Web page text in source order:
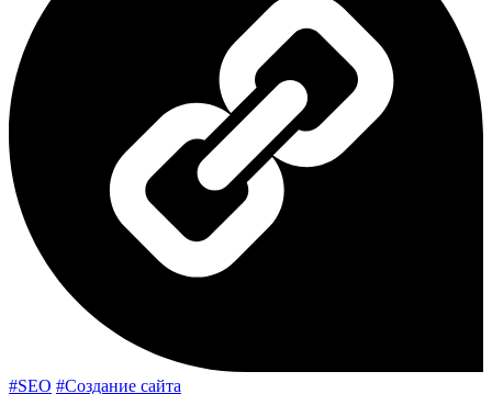
#SEO #Создание сайта